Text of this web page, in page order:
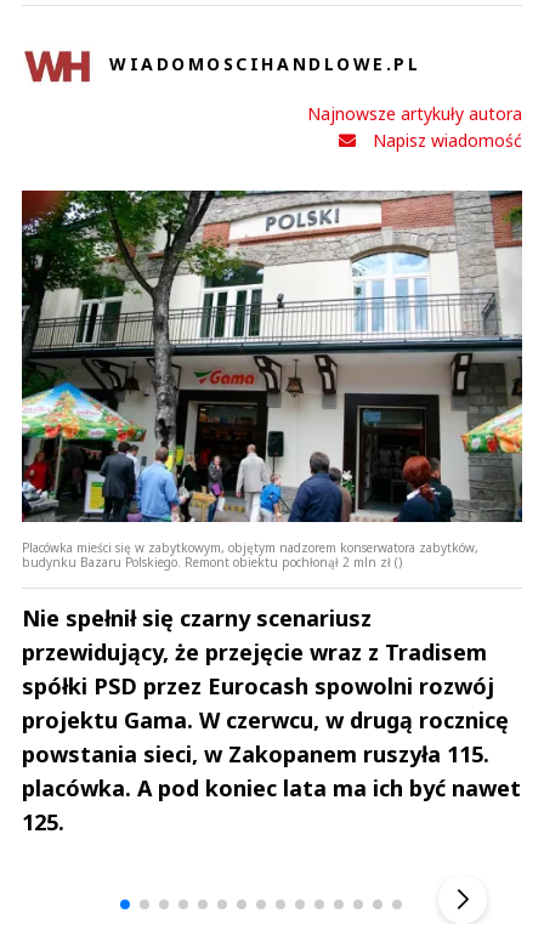
WIADOMOSCIHANDLOWE.PL
Najnowsze artykuły autora
Napisz wiadomość
Placówka mieści się w zabytkowym, objętym nadzorem konserwatora zabytków,
budynku Bazaru Polskiego. Remont obiektu pochłonął 2 mln zł ()
Nie spełnił się czarny scenariusz
przewidujący, że przejęcie wraz z Tradisem
spółki PSD przez Eurocash spowolni rozwój
projektu Gama. W czerwcu, w drugą rocznicę
powstania sieci, w Zakopanem ruszyła 115.
placówka. A pod koniec lata ma ich być nawet
125.